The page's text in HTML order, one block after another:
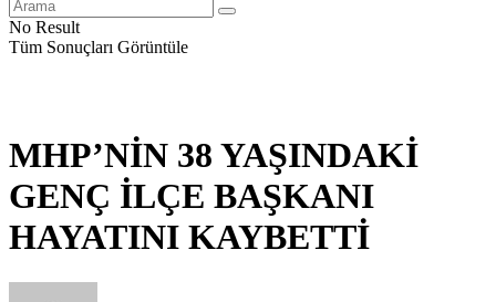
No Result
Tüm Sonuçları Görüntüle
MHP’NİN 38 YAŞINDAKİ
GENÇ İLÇE BAŞKANI
HAYATINI KAYBETTİ